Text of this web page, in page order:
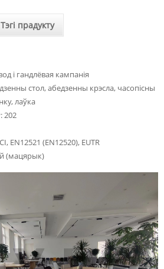
Тэгі прадукту
і гандлёвая кампанія
стол, абедзенны крэсла, часопісны
лаўка
202
EN12521 (EN12520), EUTR
(мацярык)